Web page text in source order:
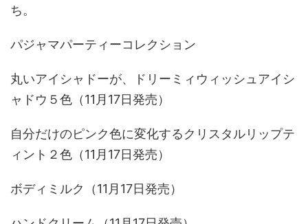
ち。
パジャマパーティーコレクション
丸いアイシャドーが、ドリーミィウィッシュアイシ
ャドウ５色（11月17日発売）
自分だけのピンク色に変化するクリスタルリップテ
ィント２色（11月17日発売）
ボディミルク（11月17日発売）